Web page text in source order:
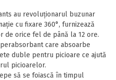
au revoluționarul buzunar
cu fixare 360°, furnizează
orice fel de până la 12 ore.
care absoarbe
duble pentru picioare ce ajută
picioarelor.
să se foiască în timpul